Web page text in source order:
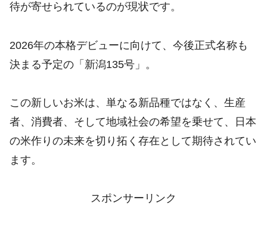
待が寄せられているのが現状です。
2026年の本格デビューに向けて、今後正式名称も
決まる予定の「新潟135号」。
この新しいお米は、単なる新品種ではなく、生産
者、消費者、そして地域社会の希望を乗せて、日本
の米作りの未来を切り拓く存在として期待されてい
ます。
スポンサーリンク